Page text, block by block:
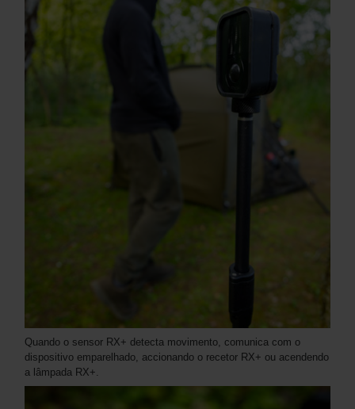
Quando o sensor RX+ detecta movimento, comunica com o
dispositivo emparelhado, accionando o recetor RX+ ou acendendo
a lâmpada RX+.